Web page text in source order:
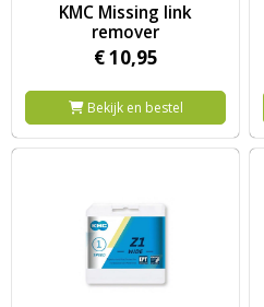
KMC Missing link
remover
€10,95
Bekijk en bestel